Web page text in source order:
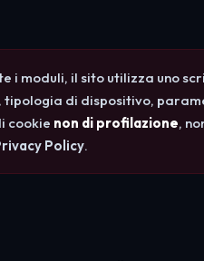
i moduli, il sito utilizza uno
di dispositivo,
cookie non di profilazione,
Policy.